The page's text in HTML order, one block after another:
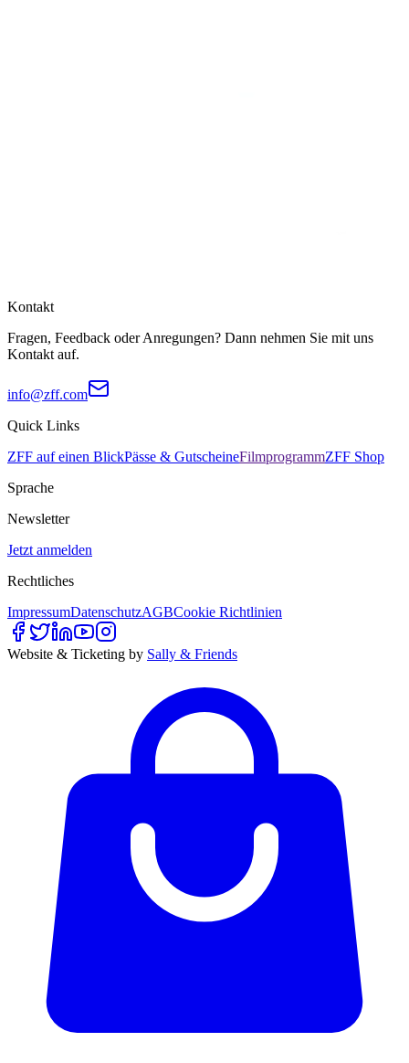
Kontakt
Fragen, Feedback oder Anregungen? Dann nehmen Sie mit uns
Kontakt auf.
info@zff.com
Quick Links
ZFF auf einen BlickPässe & GutscheineFilmprogrammZFF Shop
Sprache
Newsletter
Jetzt anmelden
Rechtliches
ImpressumDatenschutzAGBCookie Richtlinien
Website & Ticketing by Sally & Friends